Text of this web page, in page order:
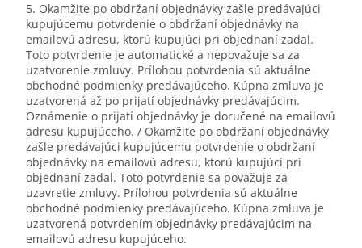
5. Okamžite po obdržaní objednávky zašle predávajúci
kupujúcemu potvrdenie o obdržaní objednávky na
emailovú adresu, ktorú kupujúci pri objednaní zadal.
Toto potvrdenie je automatické a nepovažuje sa za
uzatvorenie zmluvy. Prílohou potvrdenia sú aktuálne
obchodné podmienky predávajúceho. Kúpna zmluva je
uzatvorená až po prijatí objednávky predávajúcim.
Oznámenie o prijatí objednávky je doručené na emailovú
adresu kupujúceho. / Okamžite po obdržaní objednávky
zašle predávajúci kupujúcemu potvrdenie o obdržaní
objednávky na emailovú adresu, ktorú kupujúci pri
objednaní zadal. Toto potvrdenie sa považuje za
uzavretie zmluvy. Prílohou potvrdenia sú aktuálne
obchodné podmienky predávajúceho. Kúpna zmluva je
uzatvorená potvrdením objednávky predávajúcim na
emailovú adresu kupujúceho.